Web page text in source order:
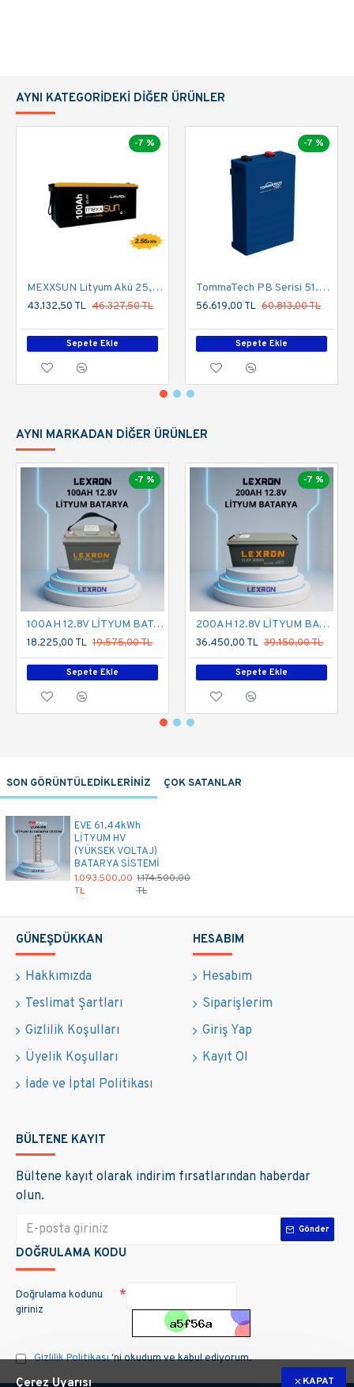
Maksimum
Deşarj
Akımı:
İnverter:
Deye/Goodwe/Growatt/Atess
Sertifikalar: CE/UN38.3/UL1973/UL9540A
AYNI KATEGORIDEKI DIĞER ÜRÜNLER
-7 %
MEXXSUN Lityum Akü 25,6V 100Ah (LiFePo4) 2560Wh
43.132,50 TL 46.327,50 TL
Sepete Ekle
-7 %
TommaTech PB Serisi 51.2V 100 Ah Lityum Batarya Prizmatik Hücre
56.619,00 TL 60.813,00 TL
Sepete Ekle
AYNI MARKADAN DIĞER ÜRÜNLER
-7 %
100AH 12.8V LİTYUM BATARYA
18.225,00 TL 19.575,00 TL
Sepete Ekle
-7 %
200AH 12.8V LİTYUM BATARYA
36.450,00 TL 39.150,00 TL
Sepete Ekle
SON GÖRÜNTÜLEDİKLERİNİZ ÇOK SATANLAR
EVE 61.44kWh
LİTYUM HV
(YÜKSEK VOLTAJ)
BATARYA SİSTEMİ
1.093.500,00
TL
1.174.500,00
TL
GÜNEŞDÜKKAN
Hakkımızda
Teslimat Şartları
Gizlilik Koşulları
Üyelik Koşulları
İade ve İptal Politikası
HESABIM
Hesabım
Siparişlerim
Giriş Yap
Kayıt Ol
BÜLTENE KAYIT
Bültene kayıt olarak indirim fırsatlarından haberdar
olun.
Gönder
DOĞRULAMA KODU
Doğrulama kodunu
giriniz
Gizlilik Politikası'ni okudum ve kabul ediyorum.
KAPAT
Çerez Uyarısı